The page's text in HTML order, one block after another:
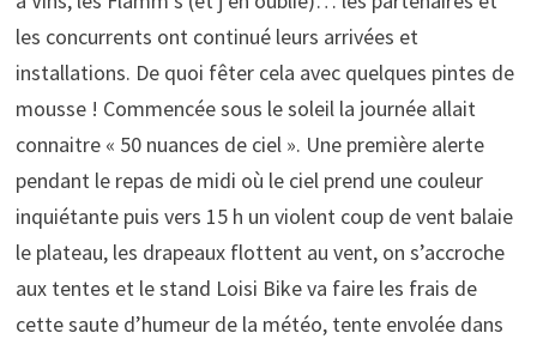
les concurrents ont continué leurs arrivées et
installations. De quoi fêter cela avec quelques pintes de
mousse ! Commencée sous le soleil la journée allait
connaitre « 50 nuances de ciel ». Une première alerte
pendant le repas de midi où le ciel prend une couleur
inquiétante puis vers 15 h un violent coup de vent balaie
le plateau, les drapeaux flottent au vent, on s’accroche
aux tentes et le stand Loisi Bike va faire les frais de
cette saute d’humeur de la météo, tente envolée dans